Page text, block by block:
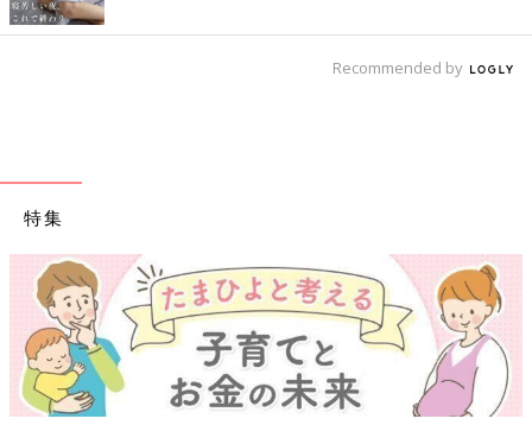
目安：1 個
通常の衣類柔軟剤より肌にやさしいものを選ぶなら。
をベースに、リストアップ＆仕分けをしています。
※記事内容でご紹介しているリンク先は、削除される場合があり
イラスト/ Yuko Seki
～他のお世話シリーズもぜひ、チェックしてみて！～
Recommended by
特集